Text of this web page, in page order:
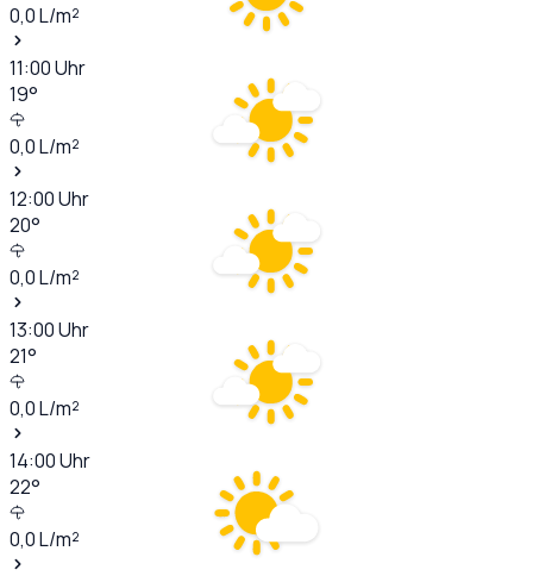
0,0L/m²
11:00Uhr
19°
0,0L/m²
12:00Uhr
20°
0,0L/m²
13:00Uhr
21°
0,0L/m²
14:00Uhr
22°
0,0L/m²